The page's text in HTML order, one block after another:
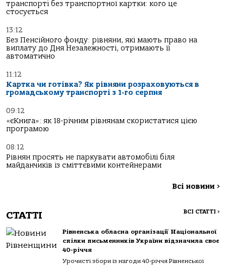
транспорті без транспортної картки: кого це
стосується
13:12
Без Пенсійного фонду: рівняни, які мають право на
виплату до Дня Незалежності, отримають її
автоматично
11:12
Картка чи готівка? Як рівняни розраховуються в
громадському транспорті з 1-го серпня
09:12
«єКнига»: як 18-річним рівнянам скористатися цією
програмою
08:12
Рівнян просять не паркувати автомобілі біля
майданчиків із сміттєвими контейнерами
Всі новини >
СТАТТІ ВСІ СТАТТІ >
Рівненська обласна організації Національної
спілки письменників України відзначила своє
40-річчя
Урочисті збори із нагоди 40-річчя Рівненської